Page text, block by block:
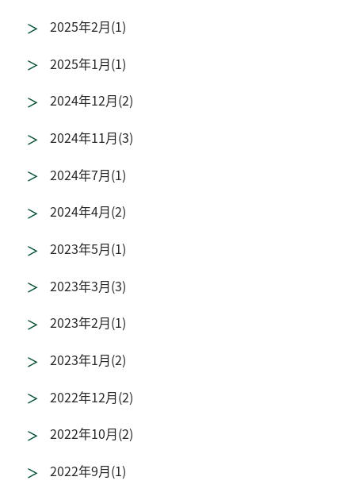
2025年2月(1)
2025年1月(1)
2024年12月(2)
2024年11月(3)
2024年7月(1)
2024年4月(2)
2023年5月(1)
2023年3月(3)
2023年2月(1)
2023年1月(2)
2022年12月(2)
2022年10月(2)
2022年9月(1)